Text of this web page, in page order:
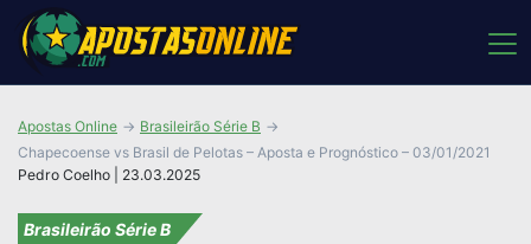
Pedro Coelho | 23.03.2025
Apostas Online
Brasileirão Série B
Chapecoense vs Brasil de Pelotas – Aposta e Prognóstico – 03/01/2021
Brasileirão Série B